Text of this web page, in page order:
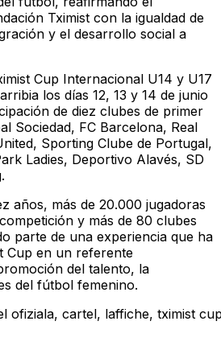
Tximist con la igualdad de
y el desarrollo social a
Cup Internacional U14 y U17
los días 12, 13 y 14 de junio
de diez clubes de primer
Sociedad, FC Barcelona, Real
Sporting Clube de Portugal,
Ladies, Deportivo Alavés, SD
años, más de 20.000 jugadoras
y más de 80 clubes
parte de una experiencia que ha
Cup en un referente
del talento, la
del fútbol femenino.